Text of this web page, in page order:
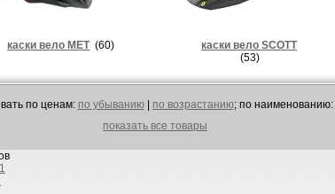
каски вело MET (60)
каски вело SCOTT
(53)
по ценам: по убыванию| по возрастанию; по наименованию:
показать все товары